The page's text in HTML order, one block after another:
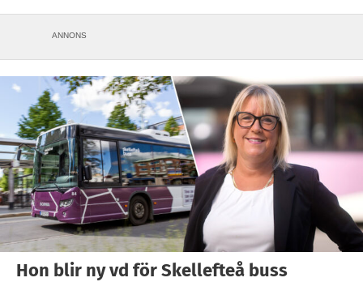
ANNONS
Hon blir ny vd för Skellefteå buss